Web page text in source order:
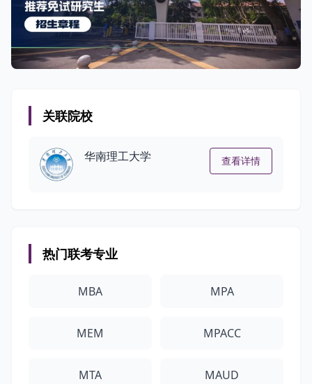
关联院校
华南理工大学 查看详情
热门联考专业
MBA MPA
MEM MPACC
MTA MAUD